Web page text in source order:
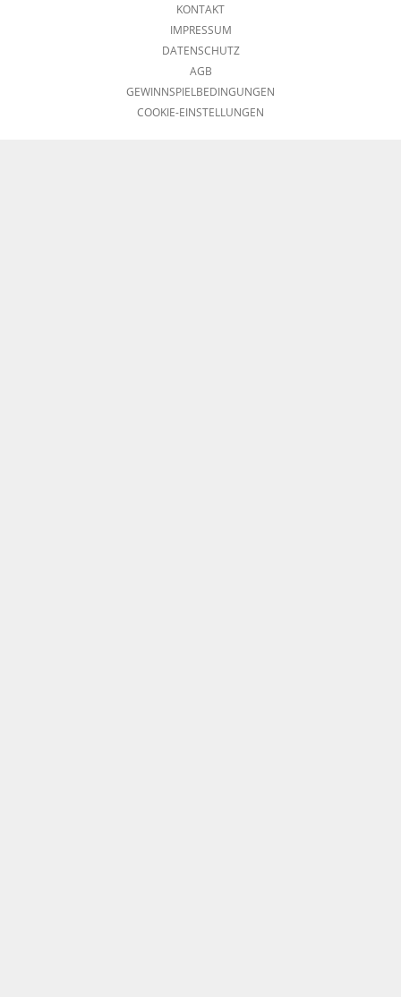
KONTAKT
IMPRESSUM
DATENSCHUTZ
AGB
GEWINNSPIELBEDINGUNGEN
COOKIE-EINSTELLUNGEN